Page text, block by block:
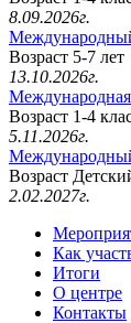
8.09.2026г.
Возраст 5-7 лет
13.10.2026г.
Возраст 1-4
5.11.2026г.
Возраст
2.02.2027г.
Как
Итоги
О центре
Контакты